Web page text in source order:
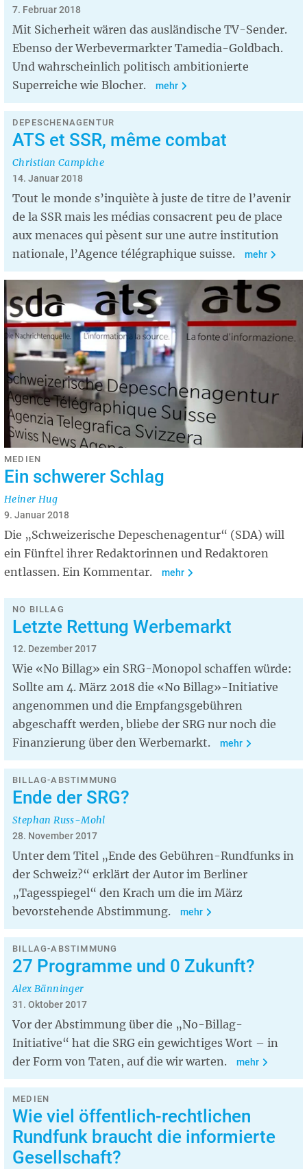
7. Februar 2018
Mit Sicherheit wären das ausländische TV-Sender.
Ebenso der Werbevermarkter Tamedia-Goldbach.
Und wahrscheinlich politisch ambitionierte
Superreiche wie Blocher.
mehr
DEPESCHENAGENTUR
ATS et SSR, même combat
Christian Campiche
14. Januar 2018
Tout le monde s’inquiète à juste de titre de l’avenir
de la SSR mais les médias consacrent peu de place
aux menaces qui pèsent sur une autre institution
nationale, l’Agence télégraphique suisse.
mehr
MEDIEN
Ein schwerer Schlag
Heiner Hug
9. Januar 2018
Die „Schweizerische Depeschenagentur“ (SDA) will
ein Fünftel ihrer Redaktorinnen und Redaktoren
entlassen. Ein Kommentar.
mehr
NO BILLAG
Letzte Rettung Werbemarkt
12. Dezember 2017
Wie «No Billag» ein SRG-Monopol schaffen würde:
Sollte am 4. März 2018 die «No Billag»-Initiative
angenommen und die Empfangsgebühren
abgeschafft werden, bliebe der SRG nur noch die
Finanzierung über den Werbemarkt.
mehr
BILLAG-ABSTIMMUNG
Ende der SRG?
Stephan Russ-Mohl
28. November 2017
Unter dem Titel „Ende des Gebühren-Rundfunks in
der Schweiz?“ erklärt der Autor im Berliner
„Tagesspiegel“ den Krach um die im März
bevorstehende Abstimmung.
mehr
BILLAG-ABSTIMMUNG
27 Programme und 0 Zukunft?
Alex Bänninger
31. Oktober 2017
Vor der Abstimmung über die „No-Billag-
Initiative“ hat die SRG ein gewichtiges Wort – in
der Form von Taten, auf die wir warten.
mehr
MEDIEN
Wie viel öffentlich-rechtlichen
Rundfunk braucht die informierte
Gesellschaft?